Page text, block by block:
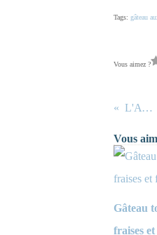
Tags: gâteau
Vous aimez ?
L'Avent
Vous
Gâteau
fraises